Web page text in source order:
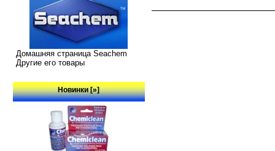
Домашняя страница Seachem
Другие его товары
Новинки [»]